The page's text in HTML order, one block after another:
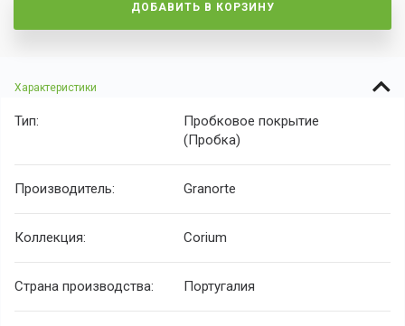
ДОБАВИТЬ В КОРЗИНУ
Характеристики
Тип:
Пробковое покрытие
(Пробка)
Производитель: Granorte
Коллекция: Corium
Страна производства: Португалия